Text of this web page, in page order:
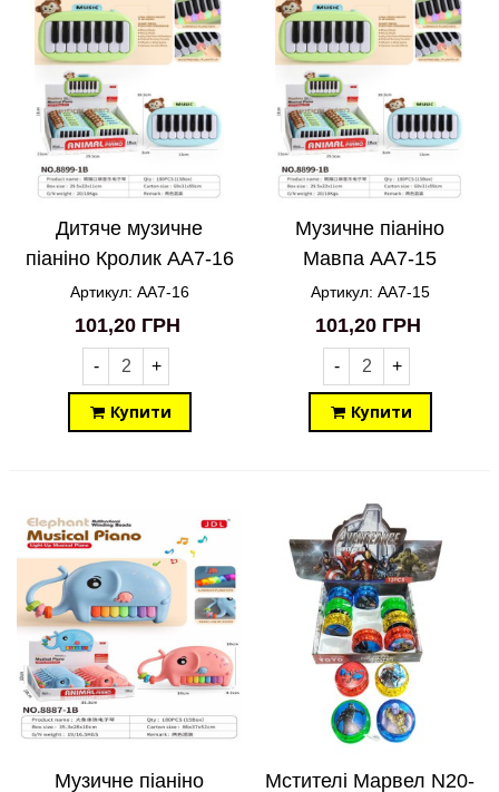
Дитяче музичне
піаніно Кролик AA7-16
Артикул: AA7-16
101,20 ГРН
- +
Купити
Музичне піаніно
Мавпа AA7-15
Артикул: AA7-15
101,20 ГРН
- +
Купити
Музичне піаніно
Мстителі Марвел N20-